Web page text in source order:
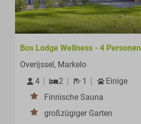
Bos Lodge Wellness - 4 Personen
Overijssel, Markelo
4
2 1
Einige
Finnische Sauna
großzügiger Garten